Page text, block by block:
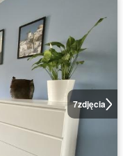
7zdjęcia